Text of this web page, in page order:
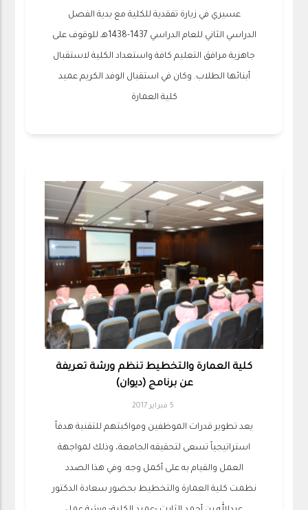
عسيري في زيارة تفقدية للكلية مع بدية الفصل
الدراسي الثاني للعام الدراسي 1437-1438هـ للوقوف على
جاهزية مرافق التعليم كافة واستعداد الكلية لاستقبال
أبنائها الطلاب. وكان في استقبال الوفد الكريم عميد
كلية العمارة
كلية العمارة والتخطيط تنظم ورشة تعريفة
عن برنامج (ديوان)
5 فبراير 2017
يعد تطوير قدرات الموظفين ومواكبتهم للتقنية هدفاً
استراتيجياً تسعى لتحقيقه الجامعة، وذلك لمواجهة
العمل والقيام به على أكمل وجه. وفي هذا الصدد
نظمت كلية العمارة والتخطيط بحضور سعادة الدكتور